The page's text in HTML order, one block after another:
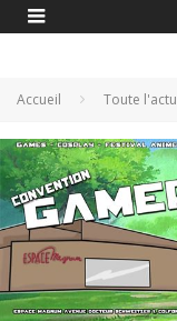
Accueil Toute